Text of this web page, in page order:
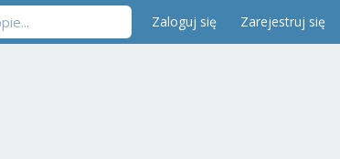
Zaloguj się Zarejestruj się